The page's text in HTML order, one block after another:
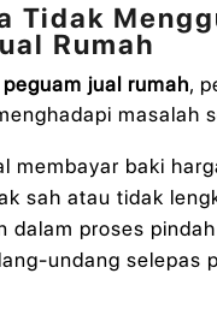
Tidak
Rumah
peguam jual rumah,
masalah
membayar baki
sah atau tidak
dalam proses
undang selepas